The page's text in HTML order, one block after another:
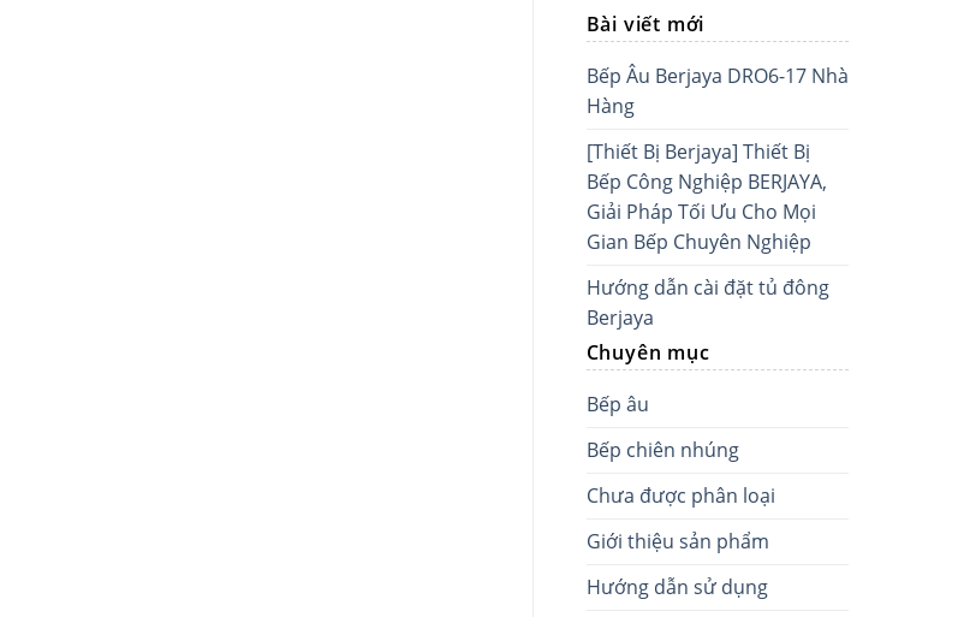
Bài viết mới
Bếp Âu Berjaya DRO6-17 Nhà
Hàng
[Thiết Bị Berjaya] Thiết Bị
Bếp Công Nghiệp BERJAYA,
Giải Pháp Tối Ưu Cho Mọi
Gian Bếp Chuyên Nghiệp
Hướng dẫn cài đặt tủ đông
Berjaya
Chuyên mục
Bếp âu
Bếp chiên nhúng
Chưa được phân loại
Giới thiệu sản phẩm
Hướng dẫn sử dụng